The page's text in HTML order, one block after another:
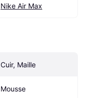
Nike Air Max
Cuir, Maille
Mousse